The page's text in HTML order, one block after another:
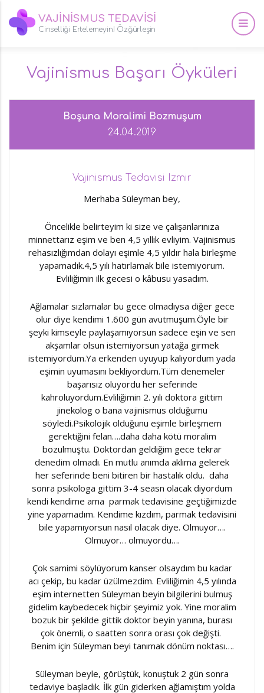
VAJİNİSMUS TEDAVİSİ
Cinselliği Ertelemeyin! Özğürleşin
Vajinismus Başarı Öyküleri
Boşuna Moralimi Bozmuşum
24.04.2019
Vajinismus Tedavisi Izmir
Merhaba Süleyman bey,
Öncelikle belirteyim ki size ve çalışanlarınıza
minnettarız eşim ve ben 4,5 yıllık evliyim. Vajinismus
rehasızlığımdan dolayı eşimle 4,5 yıldır hala birleşme
yapamadık.4,5 yılı hatırlamak bile istemiyorum.
Evliliğimin ilk gecesi o kâbusu yasadım.
Ağlamalar sızlamalar bu gece olmadıysa diğer gece
olur diye kendimi 1.600 gün avutmuşum.Öyle bir
şeyki kimseyle paylaşamıyorsun sadece eşin ve sen
akşamlar olsun istemiyorsun yatağa girmek
istemiyordum.Ya erkenden uyuyup kalıyordum yada
eşimin uyumasını bekliyordum.Tüm denemeler
başarısız oluyordu her seferinde
kahroluyordum.Evliliğimin 2. yılı doktora gittim
jinekolog o bana vajinismus olduğumu
söyledi.Psikolojik olduğunu eşimle birleşmem
gerektiğini felan….daha daha kötü moralim
bozulmuştu. Doktordan geldiğim gece tekrar
denedim olmadı. En mutlu anımda aklıma gelerek
her seferinde beni bitiren bir hastalık oldu. daha
sonra psikologa gittim 3-4 seasn olacak diyordum
kendi kendime ama parmak tedavisine geçtiğimizde
yine yapamadım. Kendime kızdım, parmak tedavisini
bile yapamıyorsun nasıl olacak diye. Olmuyor….
Olmuyor… olmuyordu….
Çok samimi söylüyorum kanser olsaydım bu kadar
acı çekip, bu kadar üzülmezdim. Evliliğimin 4,5 yılında
eşim internetten Süleyman beyin bilgilerini bulmuş
gidelim kaybedecek hiçbir şeyimiz yok. Yine moralim
bozuk bir şekilde gittik doktor beyin yanına, burası
çok önemli, o saatten sonra orası çok değişti.
Benim için Süleyman beyi tanımak dönüm noktası….
Süleyman beyle, görüştük, konuştuk 2 gün sonra
tedaviye başladık. İlk gün giderken ağlamıştım yolda